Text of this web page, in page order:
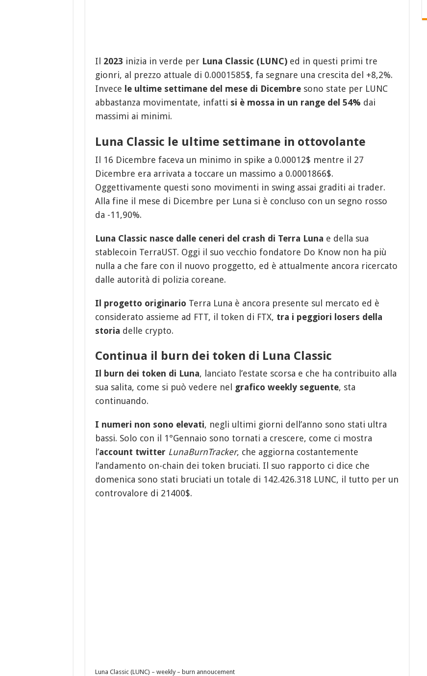
Il 2023 inizia in verde per Luna Classic (LUNC)ed in questi primi tre
gionri, al prezzo attuale di 0.0001585$, fa segnare una crescita del +8,2%.
Invece le ultime settimane del mese di Dicembresono state per LUNC
abbastanza movimentate, infatti si è mossa in un range del 54% dai
massimi ai minimi.
Luna Classic le ultime settimane in ottovolante
Il 16 Dicembre faceva un minimo in spike a 0.00012$ mentre il 27
Dicembre era arrivata a toccare un massimo a 0.0001866$.
Oggettivamente questi sono movimenti in swing assai graditi ai trader.
Alla fine il mese di Dicembre per Luna si è concluso con un segno rosso
da -11,90%.
Luna Classic nasce dalle ceneri del crash di Terra Luna e della sua
stablecoin TerraUST. Oggi il suo vecchio fondatore Do Know non ha più
nulla a che fare con il nuovo proggetto, ed è attualmente ancora ricercato
dalle autorità di polizia coreane.
Il progetto originario Terra Luna è ancora presente sul mercato ed è
considerato assieme ad FTT, il token di FTX, tra i peggiori losers della
storia delle crypto.
Continua il burn dei token di Luna Classic
Il burn dei token di Luna, lanciato l’estate scorsa e che ha contribuito alla
sua salita, come si può vedere nel grafico weekly seguente, sta
continuando.
I numeri non sono elevati, negli ultimi giorni dell’anno sono stati ultra
bassi. Solo con il 1°Gennaio sono tornati a crescere, come ci mostra
l’account twitter LunaBurnTracker, che aggiorna costantemente
l’andamento on-chain dei token bruciati. Il suo rapporto ci dice che
domenica sono stati bruciati un totale di 142.426.318 LUNC, il tutto per un
controvalore di 21400$.
Luna Classic (LUNC) – weekly – burn annoucement